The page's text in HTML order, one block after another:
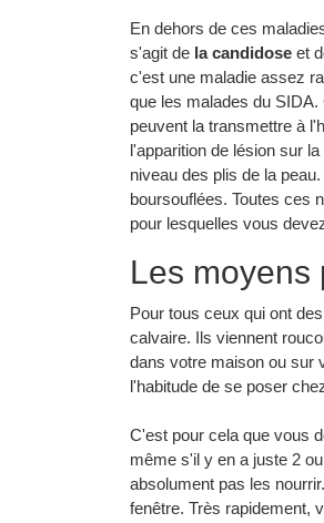
En dehors de ces
s'agit de la candidose et
c'est une maladie assez
que les malades du
peuvent la transmettre à
l'apparition de lésion sur
niveau des plis de la
boursouflées. Toutes ces
pour lesquelles vous
Les moyens
Pour tous ceux qui ont
calvaire. Ils viennent
dans votre maison ou sur
l'habitude de se poser
C'est pour cela que vous
même s'il y en a juste 2
absolument pas les
fenêtre. Très rapidement,